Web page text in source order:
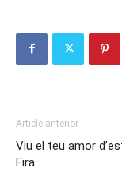
Article anterior
Viu el teu amor
Fira